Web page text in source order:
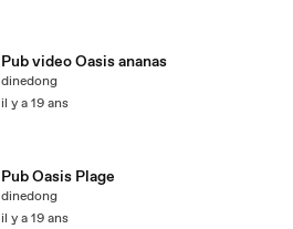
Pub video Oasis ananas
dinedong
il y a 19 ans
Pub Oasis Plage
dinedong
il y a 19 ans